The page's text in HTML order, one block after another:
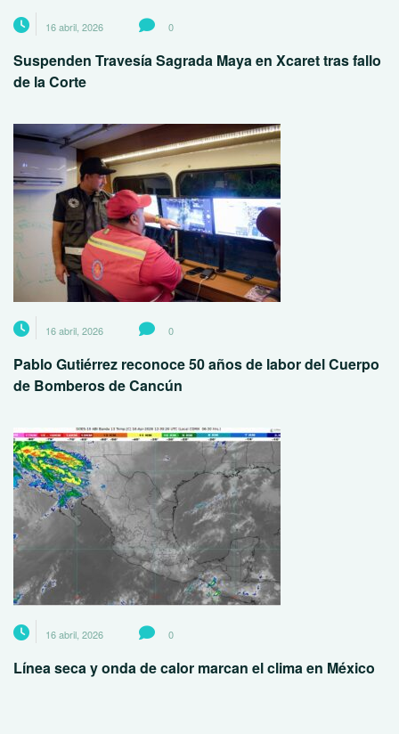
16 abril, 2026 0
Suspenden Travesía Sagrada Maya en Xcaret tras fallo
de la Corte
16 abril, 2026 0
Pablo Gutiérrez reconoce 50 años de labor del Cuerpo
de Bomberos de Cancún
16 abril, 2026 0
Línea seca y onda de calor marcan el clima en México